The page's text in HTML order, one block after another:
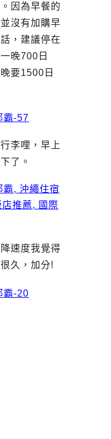
因為早餐的
沒有加購早
，建議停在
晚700日
要1500日
李哩，早上
了。
速度我覺得
久，加分!